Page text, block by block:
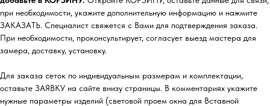
при необходимости, укажите дополнительную информацию и нажмите
ЗАКАЗАТЬ. Специалист свяжется с Вами для подтверждения заказа.
При необходимости, проконсультирует, согласует выезд мастера для
замера, доставку, установку.
Для заказа сеток по индивидуальным размерам и комплектации,
оставьте ЗАЯВКУ на сайте внизу страницы. В комментариях укажите
нужные параметры изделий (световой проем окна для Вставной